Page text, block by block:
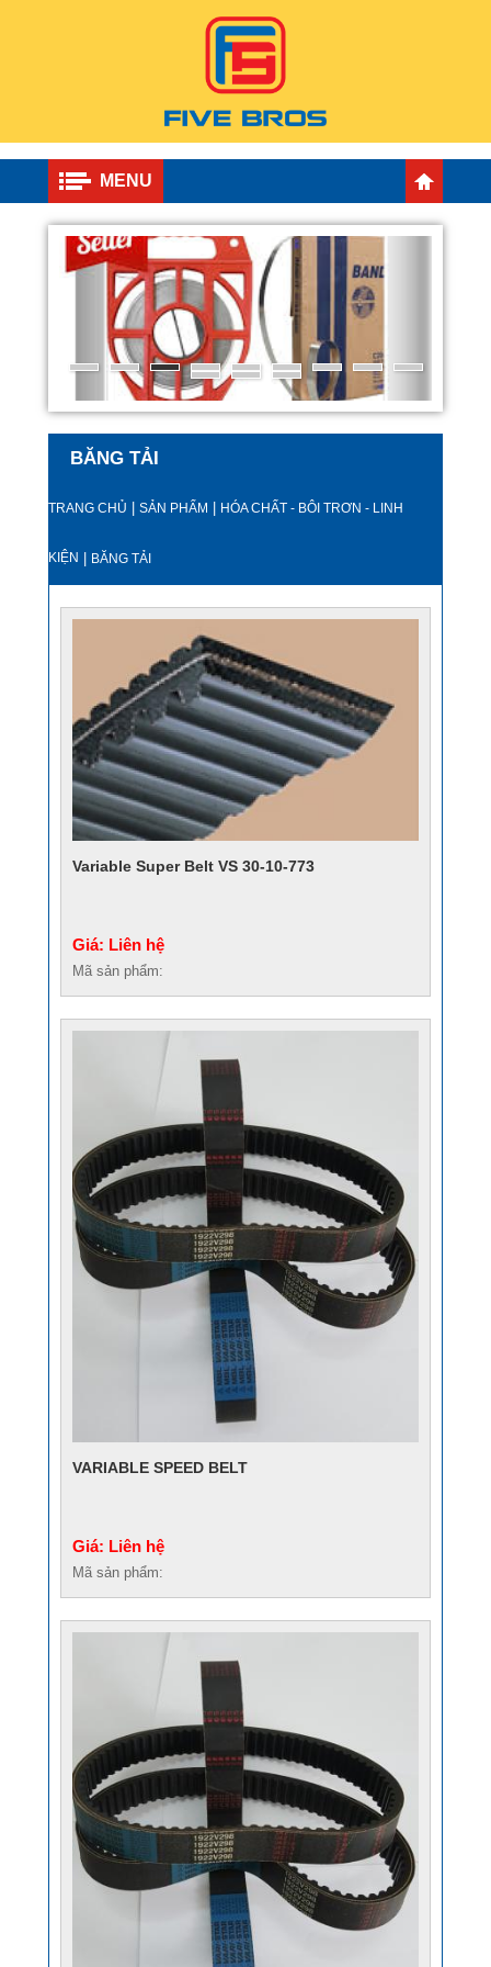
MENU
BĂNG TẢI
TRANG CHỦ SẢN PHẨM HÓA CHẤT - BÔI TRƠN - LINH
KIỆN BĂNG TẢI
Variable Super Belt VS 30-10-773
Giá: Liên hệ
Mã sản phẩm:
VARIABLE SPEED BELT
Giá: Liên hệ
Mã sản phẩm: